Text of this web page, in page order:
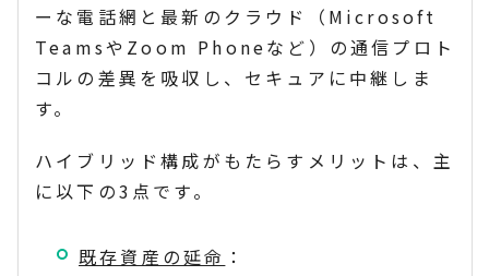
ーな電話網と最新のクラウド（Microsoft
TeamsやZoom Phoneなど）の通信プロト
コルの差異を吸収し、セキュアに中継しま
す。
ハイブリッド構成がもたらすメリットは、主
に以下の3点です。
既存資産の延命 ：